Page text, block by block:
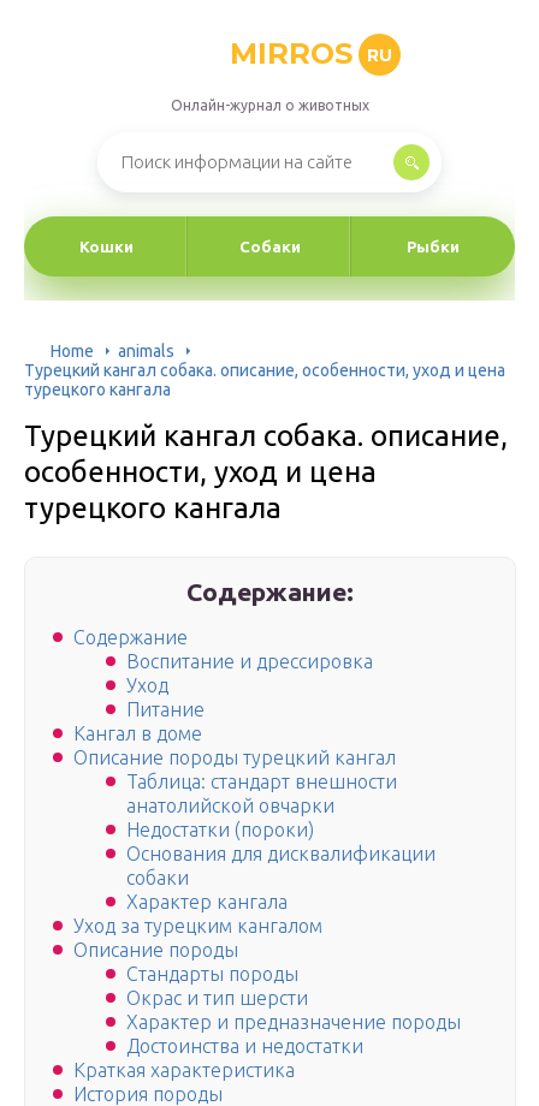
MIRROS RU
Онлайн-журнал о животных
Кошки Собаки Рыбки
Home
animals
Турецкий кангал собака. описание, особенности, уход и цена
турецкого кангала
Турецкий кангал собака. описание,
особенности, уход и цена
турецкого кангала
Содержание:
Содержание
Воспитание и дрессировка
Уход
Питание
Кангал в доме
Описание породы турецкий кангал
Таблица: стандарт внешности
анатолийской овчарки
Недостатки (пороки)
Основания для дисквалификации
собаки
Характер кангала
Уход за турецким кангалом
Описание породы
Стандарты породы
Окрас и тип шерсти
Характер и предназначение породы
Достоинства и недостатки
Краткая характеристика
История породы